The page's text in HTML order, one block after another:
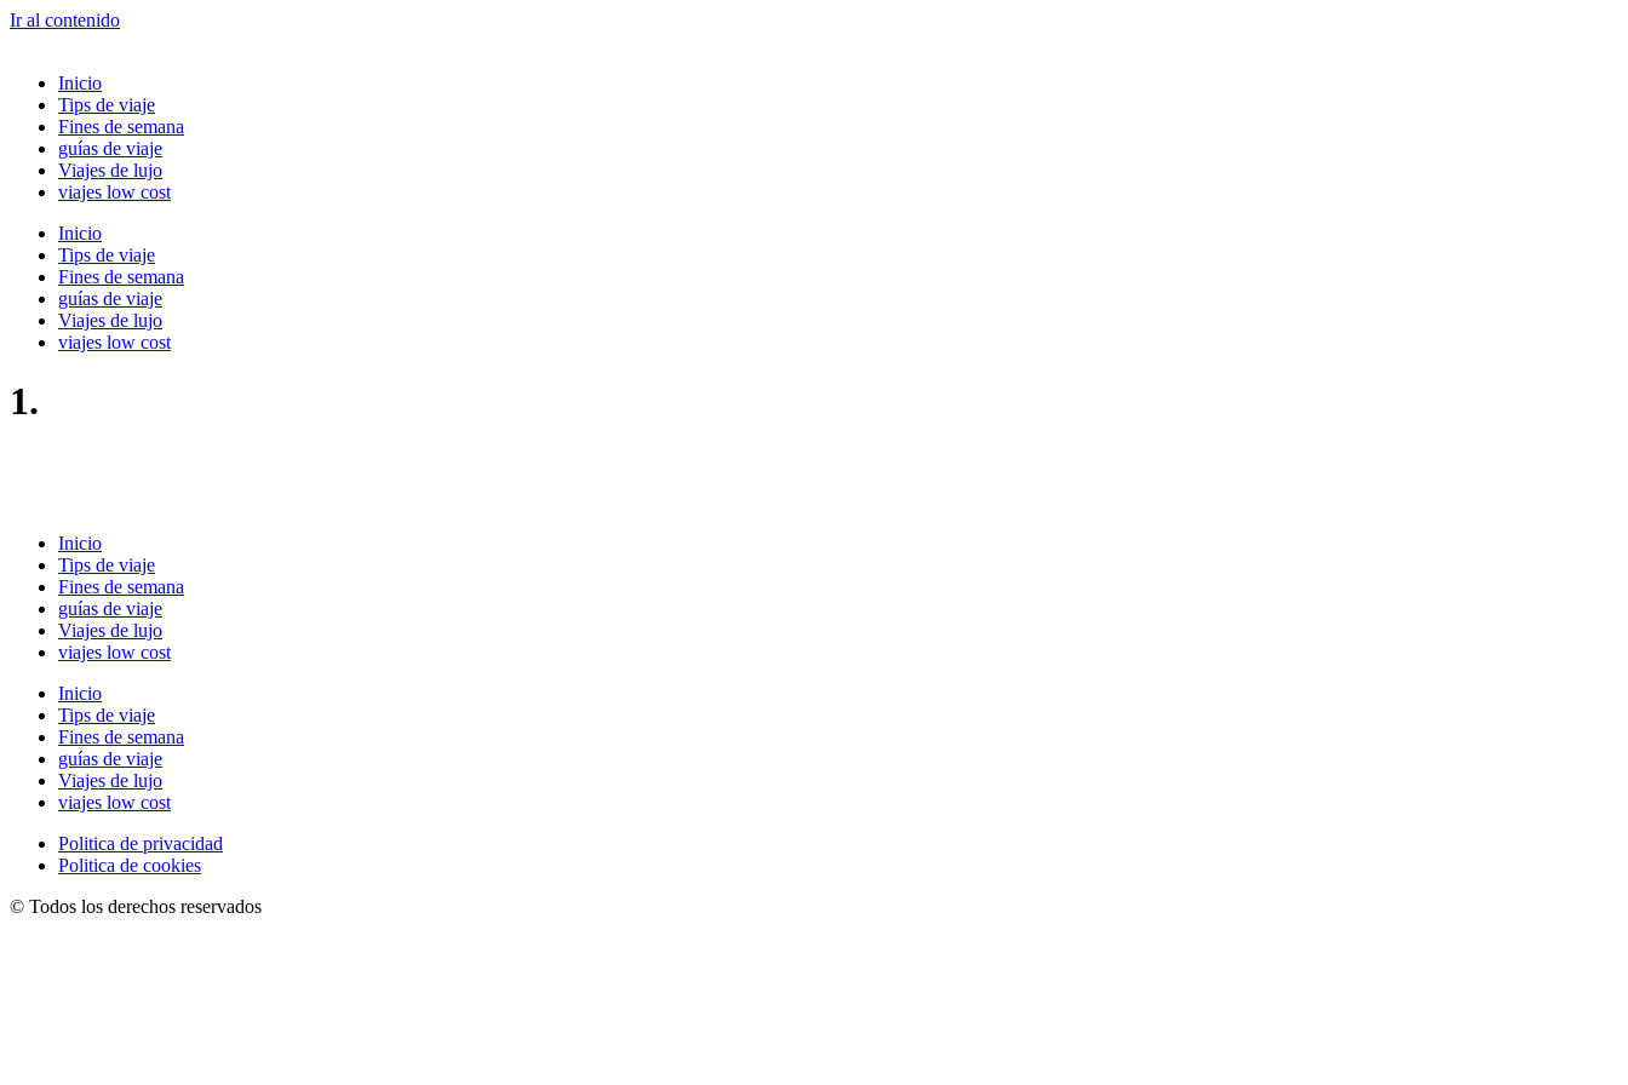
Ir al contenido
Inicio
Tips de viaje
Fines de semana
guías de viaje
Viajes de lujo
viajes low cost
Inicio
Tips de viaje
Fines de semana
guías de viaje
Viajes de lujo
viajes low cost
1.
Inicio
Tips de viaje
Fines de semana
guías de viaje
Viajes de lujo
viajes low cost
Inicio
Tips de viaje
Fines de semana
guías de viaje
Viajes de lujo
viajes low cost
Politica de privacidad
Politica de cookies
© Todos los derechos reservados